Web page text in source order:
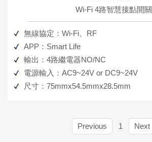
Wi-Fi 4路智慧接點開關
無線協定：Wi-Fi、RF
APP：Smart Life
輸出：4路繼電器NO/NC
電源輸入：AC9~24V or DC9~24V
尺寸：75mmx54.5mmx28.5mm
Previous 1 Next